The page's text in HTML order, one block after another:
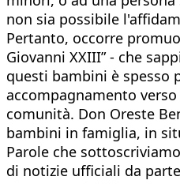
non sia possibile
Pertanto, occorre
Giovanni XXIII” - che
questi bambini è spesso
accompagnamento
comunità. Don Oreste
bambini in famiglia, in
Parole che
di notizie ufficiali da